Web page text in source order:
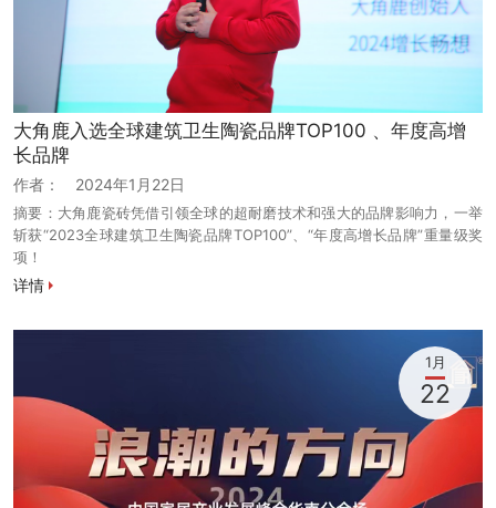
大角鹿入选全球建筑卫生陶瓷品牌TOP100 、年度高增
长品牌
作者： 2024年1月22日
摘要：大角鹿瓷砖凭借引领全球的超耐磨技术和强大的品牌影响力，一举
斩获“2023全球建筑卫生陶瓷品牌TOP100”、“年度高增长品牌”重量级奖
项！
详情
1月
22